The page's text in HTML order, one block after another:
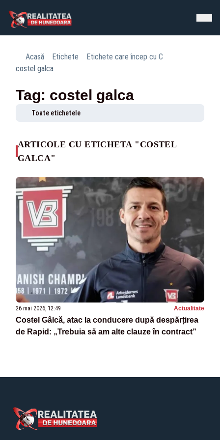
Acasă Etichete
Etichete care încep cu C
costel galca
Tag: costel galca
Toate etichetele
ARTICOLE CU ETICHETA "COSTEL
GALCA"
26 mai 2026, 12:49 Actualitate
Costel Gâlcă, atac la conducere după despărțirea
de Rapid: „Trebuia să am alte clauze în contract”